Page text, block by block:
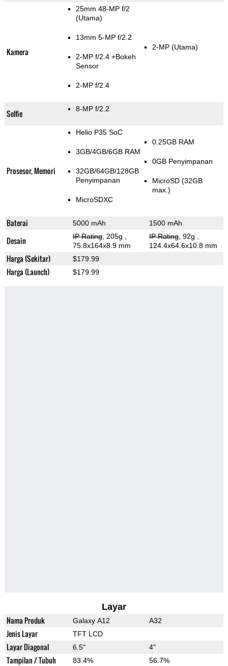
Kamera
25mm 48-MP f/2
(Utama)
13mm 5-MP f/2.2
2-MP f/2.4 +Bokeh
Sensor
2-MP f/2.4
2-MP (Utama)
Selfie 8-MP f/2.2
Prosesor, Memori
Helio P35 SoC
3GB/4GB/6GB RAM
32GB/64GB/128GB
Penyimpanan
MicroSDXC
0.25GB RAM
0GB Penyimpanan
MicroSD (32GB
max.)
Baterai 5000 mAh 1500 mAh
Desain IP Rating, 205g
75.8x164x8.9 mm
IP Rating, 92g
124.4x64.6x10.8 mm
Harga (Sekitar) $179.99
Harga (Launch) $179.99
Layar
Nama Produk Galaxy A12 A32
Jenis Layar TFT LCD
Layar Diagonal 6.5" 4"
Tampilan / Tubuh 83.4% 56.7%